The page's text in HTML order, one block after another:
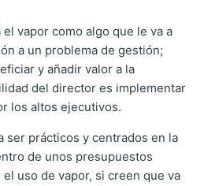
vapor como algo que le va a
a un problema de gestión;
y añadir valor a la
del director es implementar
los altos ejecutivos.
ser prácticos y centrados en la
de unos presupuestos
uso de vapor, si creen que va